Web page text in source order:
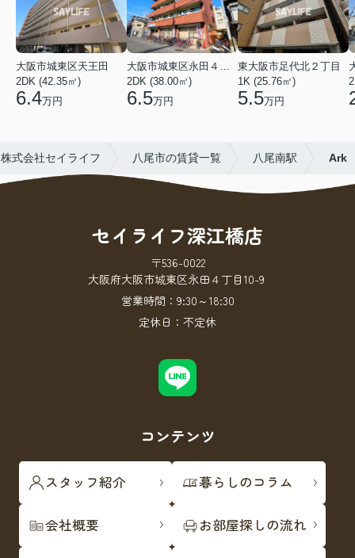
大阪市城東区天王田
2DK (42.35㎡)
6.4万円
大阪市城東区永田４丁目
2DK (38.00㎡)
6.5万円
東大阪市足代北２丁目
1K (25.76㎡)
5.5万円
式会社セイライフ 八尾市の賃貸一覧 八尾南駅 Ark
セイライフ深江橋店
〒536-0022
大阪府大阪市城東区永田４丁目10-9
営業時間： 9:30～18:30
定休日： 不定休
コンテンツ
スタッフ紹介 暮らしのコラム
会社概要 お部屋探しの流れ